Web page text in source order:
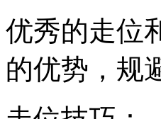
优秀的走位
的优势，规